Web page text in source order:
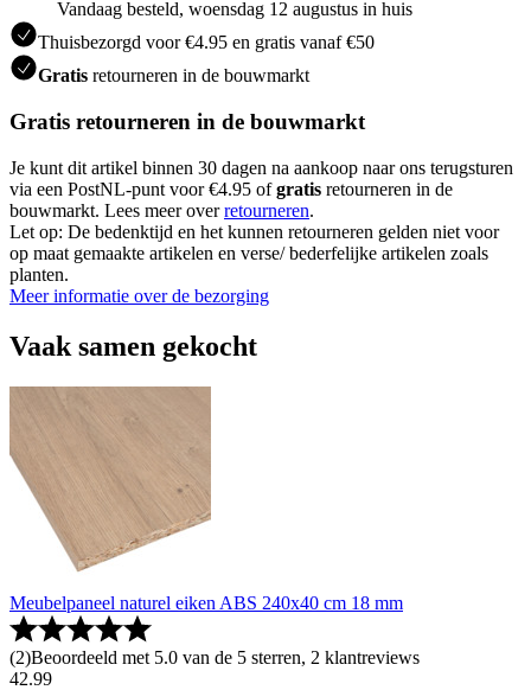
Vandaag besteld, woensdag 12 augustus in huis
Thuisbezorgd voor €4.95 en gratis vanaf €50
Gratis retourneren in de bouwmarkt
Gratis retourneren in de bouwmarkt
Je kunt dit artikel binnen 30 dagen na aankoop naar ons terugsturen
via een PostNL-punt voor €4.95 ofgratis retourneren in de
bouwmarkt. Lees meer overretourneren.
Let op: De bedenktijd en het kunnen retourneren gelden niet voor
op maat gemaakte artikelen en verse/ bederfelijke artikelen zoals
planten.
Meer informatie over de bezorging
Vaak samen gekocht
Meubelpaneel naturel eiken ABS 240x40 cm 18 mm
(2)Beoordeeld met 5.0 van de 5 sterren, 2 klantreviews
42.99